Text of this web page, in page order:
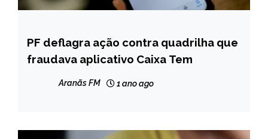
BRASIL
NOTÍCIAS
PF deflagra ação contra quadrilha que
fraudava aplicativo Caixa Tem
Aranãs FM 1 ano ago